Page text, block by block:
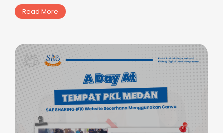
Read More